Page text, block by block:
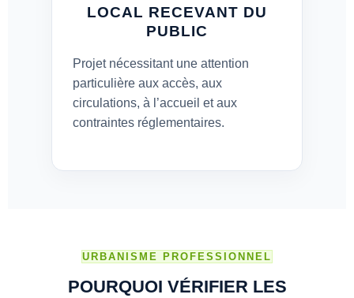
LOCAL RECEVANT DU
PUBLIC
Projet nécessitant une attention
particulière aux accès, aux
circulations, à l’accueil et aux
contraintes réglementaires.
URBANISME PROFESSIONNEL
POURQUOI VÉRIFIER LES